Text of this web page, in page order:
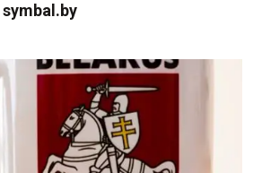
symbal.by